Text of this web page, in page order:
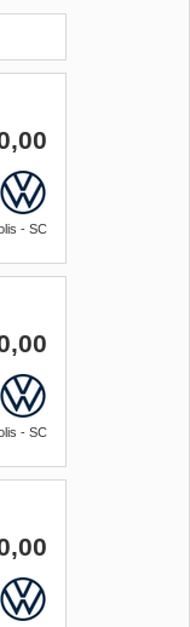
- SC
- SC